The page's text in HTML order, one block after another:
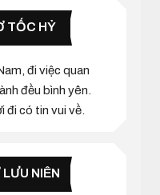
TỐC HỶ
đi việc quan
đều bình yên.
đi có tin vui về.
LƯU NIÊN